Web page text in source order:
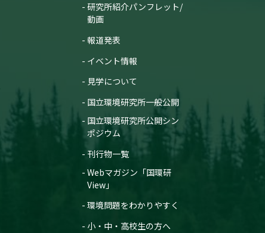
研究所紹介パンフレット/
動画
報道発表
イベント情報
見学について
国立環境研究所一般公開
国立環境研究所公開シン
ポジウム
刊行物一覧
Webマガジン「国環研
View」
環境問題をわかりやすく
小・中・高校生の方へ